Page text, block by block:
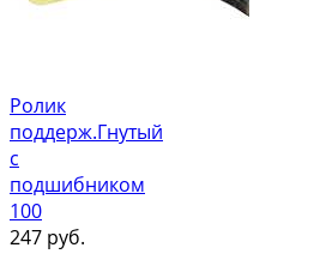
Ролик
поддерж.Гнутый
с
подшибником
100
247 руб.